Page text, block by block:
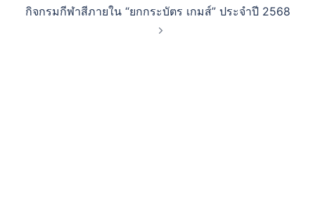
กิจกรมกีฬาสีภายใน “ยกกระบัตร เกมส์” ประจำปี 2568